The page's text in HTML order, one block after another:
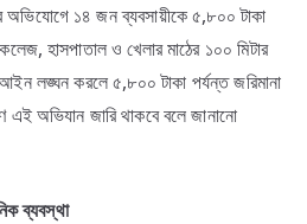
অভিযোগে ১৪ জন ব্যবসায়ীকে ৫,৮০০ টাকা
হাসপাতাল ও খেলার মাঠের ১০০ মিটার
লঙ্ঘন করলে ৫,৮০০ টাকা পর্যন্ত জরিমানা
এই অভিযান জারি থাকবে বলে জানানো
ব্যবস্থা